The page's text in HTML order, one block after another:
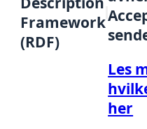
Framework
(RDF)
Les
her